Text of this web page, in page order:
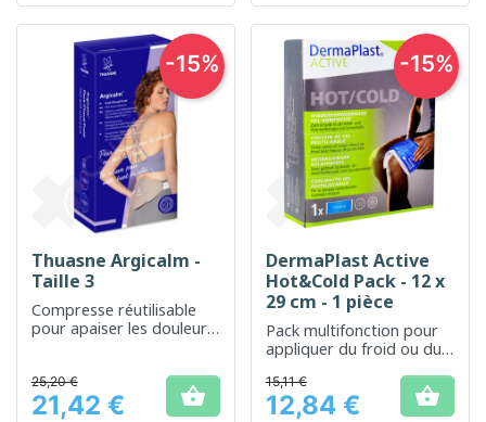
Thuasne Argicalm -
Taille 3
Compresse réutilisable
pour apaiser les douleurs
Prix
25,20 €
21,42 € 
-15%
DermaPlast Active
Hot&Cold Pack - 12 x
29 cm - 1 pièce
Pack multifonction pour
appliquer du froid ou du
Prix
15,11 €
12,84 € 
-15%